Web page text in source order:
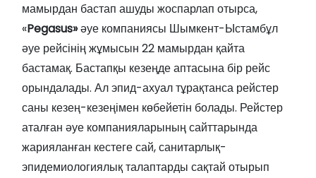
мамырдан бастап ашуды жоспарлап отырса,
«Pegasus»әуе компаниясы Шымкент-Ыстамбұл
әуе рейсінің жұмысын 22 мамырдан қайта
бастамақ. Бастапқы кезеңде аптасына бір рейс
орындалады. Ал эпид-ахуал тұрақтанса рейстер
саны кезең-кезеңімен көбейетін болады. Рейстер
аталған әуе компанияларының сайттарында
жарияланған кестеге сай, санитарлық-
эпидемиологиялық талаптарды сақтай отырып